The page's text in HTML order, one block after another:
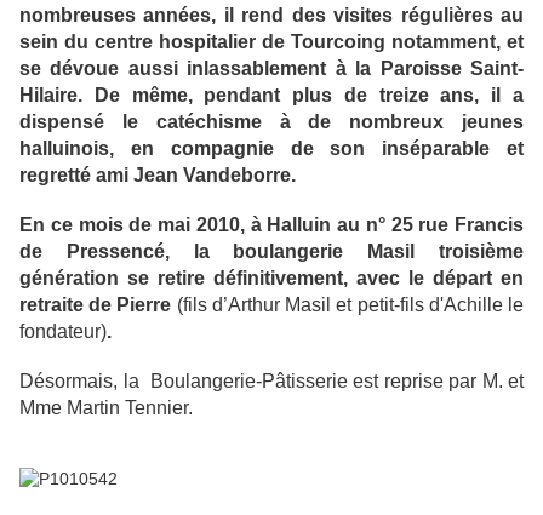
nombreuses années, il rend des visites régulières au
sein du centre hospitalier de Tourcoing notamment, et
se dévoue aussi inlassablement à la Paroisse Saint-
Hilaire. De même, pendant plus de treize ans, il a
dispensé le catéchisme à de nombreux jeunes
halluinois, en compagnie de son inséparable et
regretté ami Jean Vandeborre.
En ce mois de mai 2010, à Halluin au n° 25 rue Francis
de Pressencé, la boulangerie Masil troisième
génération se retire définitivement, avec le départ en
retraite de Pierre (fils d’Arthur Masil et petit-fils d'Achille le
fondateur).
Désormais, la Boulangerie-Pâtisserie est reprise par M. et
Mme Martin Tennier.